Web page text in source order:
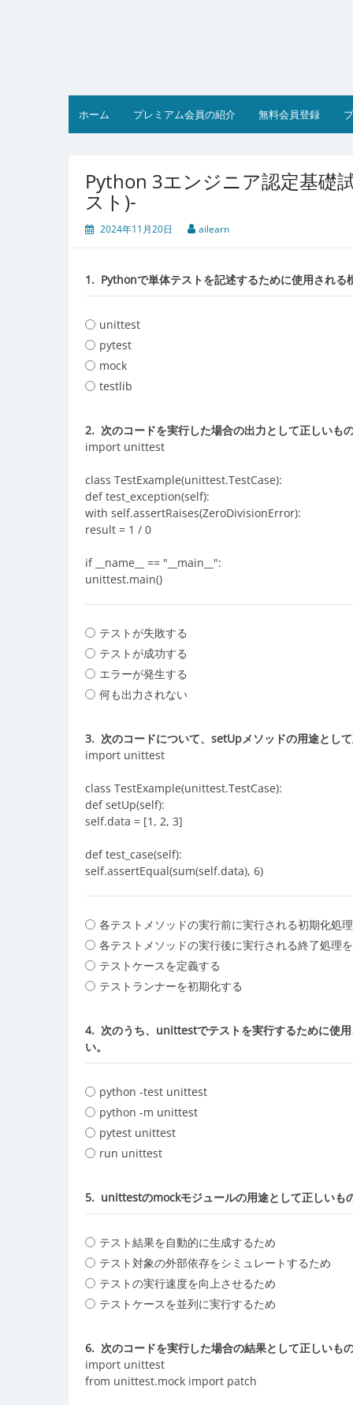
ホーム プレミアム会員の紹介 無料会員登録
Python 3エンジニア認定基礎
スト)-
2024年11月20日 ailearn
1. Pythonで単体テストを記述するために使用される
unittest
pytest
mock
testlib
2. 次のコードを実行した場合の出力として正しいも
import unittest
class TestExample(unittest.TestCase):
def test_exception(self):
with self.assertRaises(ZeroDivisionError):
result = 1 / 0
if __name__ == "__main__":
unittest.main()
テストが失敗する
テストが成功する
エラーが発生する
何も出力されない
3. 次のコードについて、setUpメソッドの用途とし
import unittest
class TestExample(unittest.TestCase):
def setUp(self):
self.data = [1, 2, 3]
def test_case(self):
self.assertEqual(sum(self.data), 6)
各テストメソッドの実行前に実行される初期化処
各テストメソッドの実行後に実行される終了処理
テストケースを定義する
テストランナーを初期化する
4. 次のうち、unittestでテストを実行するために使
い。
python -test unittest
python -m unittest
pytest unittest
run unittest
5. unittestのmockモジュールの用途として正しいも
テスト結果を自動的に生成するため
テスト対象の外部依存をシミュレートするため
テストの実行速度を向上させるため
テストケースを並列に実行するため
6. 次のコードを実行した場合の結果として正しいも
import unittest
from unittest.mock import patch